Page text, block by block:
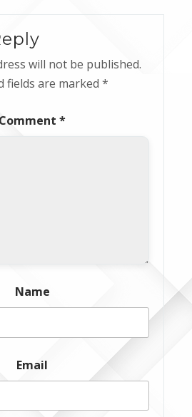
will not be published.
fields are marked *
Comment *
Name
Email